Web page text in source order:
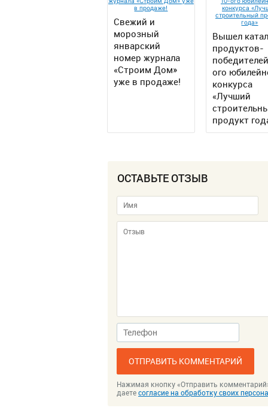
Свежий и
морозный
январский
номер журнала
«Строим Дом»
уже в продаже!
Вышел
продуктов-
ого
конкурса
«Лучший
продукт
ОСТАВЬТЕ ОТЗЫВ
ОТПРАВИТЬ КОММЕНТАРИЙ
Нажимая кнопку «Отправить
даете согласие на обработку своих